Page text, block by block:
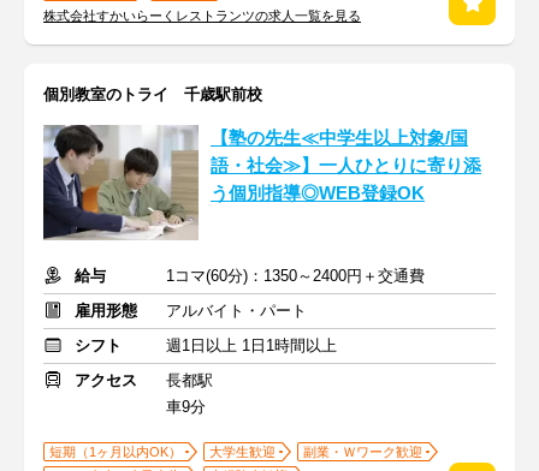
株式会社すかいらーくレストランツの求人一覧を見る
個別教室のトライ 千歳駅前校
【塾の先生≪中学生以上対象/国
語・社会≫】一人ひとりに寄り添
う個別指導◎WEB登録OK
給与
1コマ(60分)：1350～2400円＋交通費
雇用形態
アルバイト・パート
シフト
週1日以上 1日1時間以上
アクセス
長都駅
車9分
短期（1ヶ月以内OK） 大学生歓迎
副業・Ｗワーク歓迎